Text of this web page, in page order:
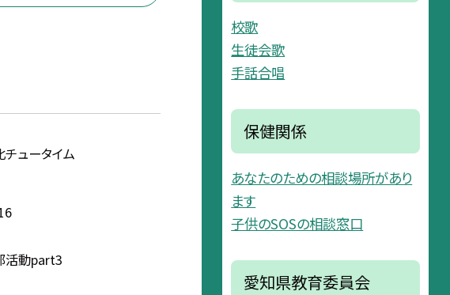
ュータイム
活動part3
校歌
生徒会歌
手話合唱
保健関係
あなたのための相談場所があり
ます
子供のSOSの相談窓口
愛知県教育委員会